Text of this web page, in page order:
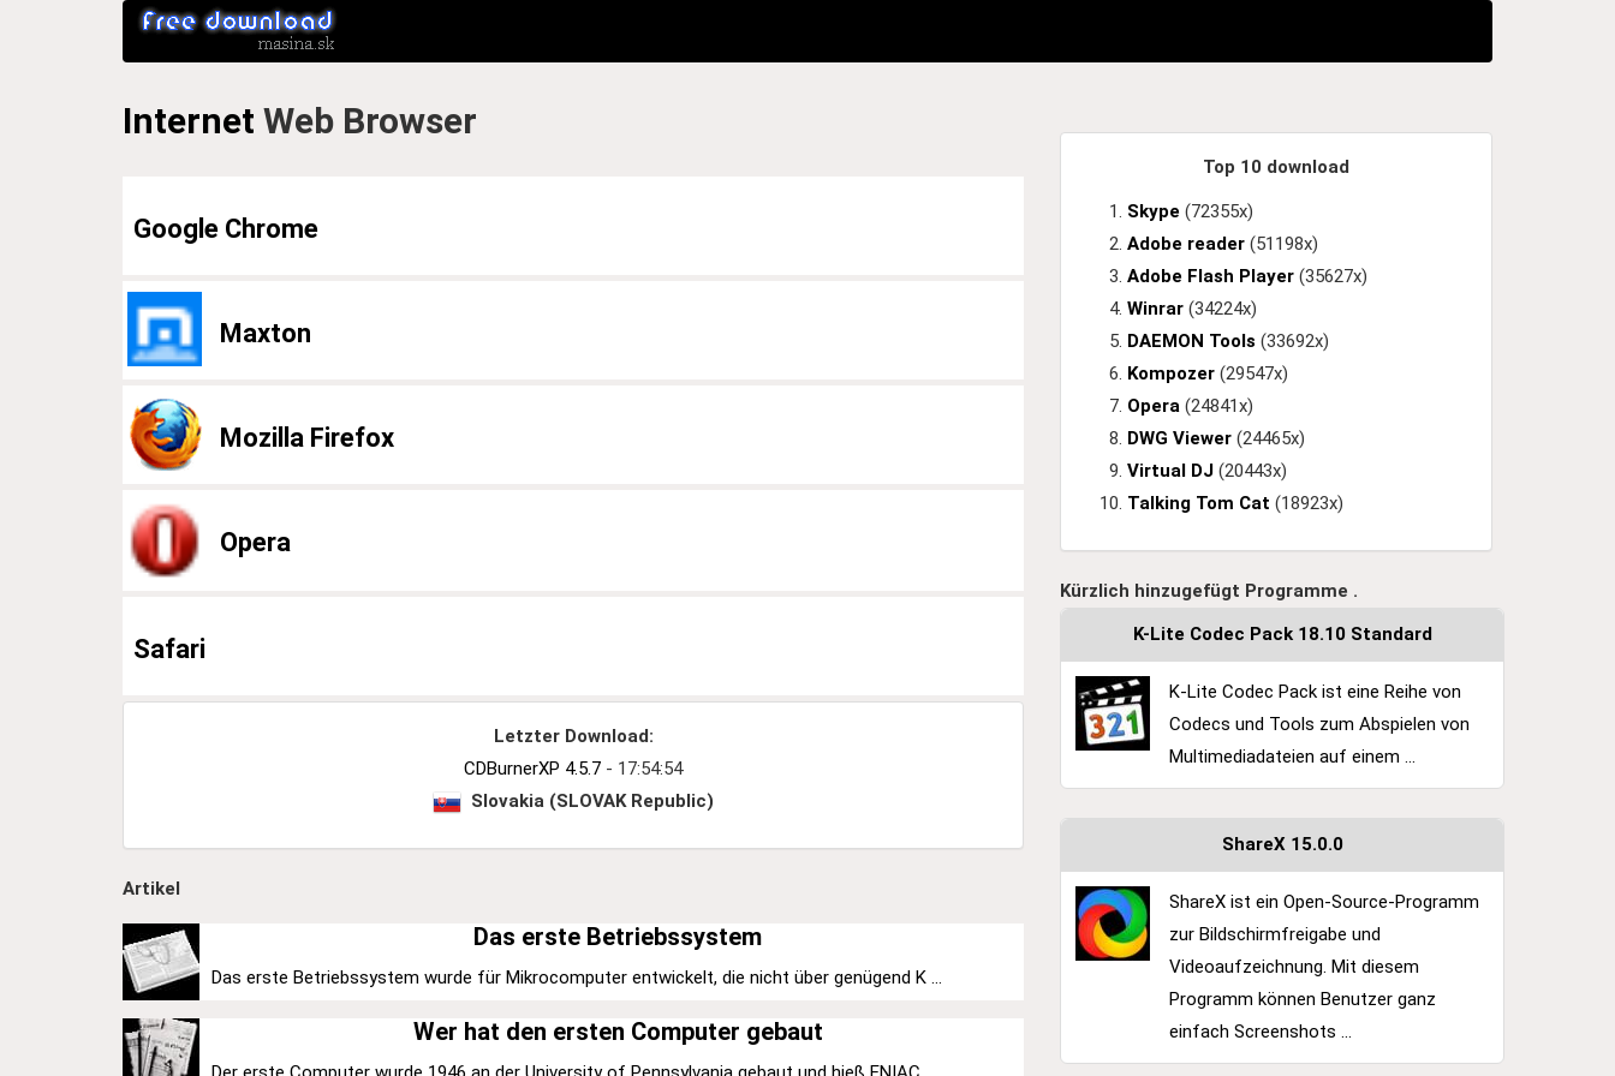
Internet Web Browser
Google Chrome
Maxton
Mozilla Firefox
Opera
Safari
Letzter Download:
CDBurnerXP 4.5.7 - 17:54:54
Slovakia (SLOVAK Republic)
Artikel
Das erste Betriebssystem
Das erste Betriebssystem wurde für Mikrocomputer entwickelt, die nicht über genügend K ...
Wer hat den ersten Computer gebaut
Top 10 download
Skype (72355x)
Adobe reader (51198x)
Adobe Flash Player (35627x)
Winrar (34224x)
DAEMON Tools (33692x)
Kompozer (29547x)
Opera (24841x)
DWG Viewer (24465x)
Virtual DJ (20443x)
Talking Tom Cat (18923x)
Kürzlich hinzugefügt Programme .
K-Lite Codec Pack 18.10 Standard
K-Lite Codec Pack ist eine Reihe von
Codecs und Tools zum Abspielen von
Multimediadateien auf einem ...
ShareX 15.0.0
ShareX ist ein Open-Source-Programm
zur Bildschirmfreigabe und
Videoaufzeichnung. Mit diesem
Programm können Benutzer ganz
einfach Screenshots ...